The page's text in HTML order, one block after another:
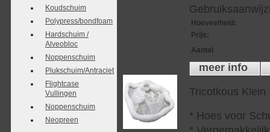
Koudschuim
Polypress/bondfoam
Hardschuim /
Alveobloc
Noppenschuim
Plukschuim/Antraciet
Flightcase
Vullingen
Noppenschuim
Neopreen
Hoeveelheid :
Prijs:
Aantal
meer info
Tricotkous Klein
* Hoes voor